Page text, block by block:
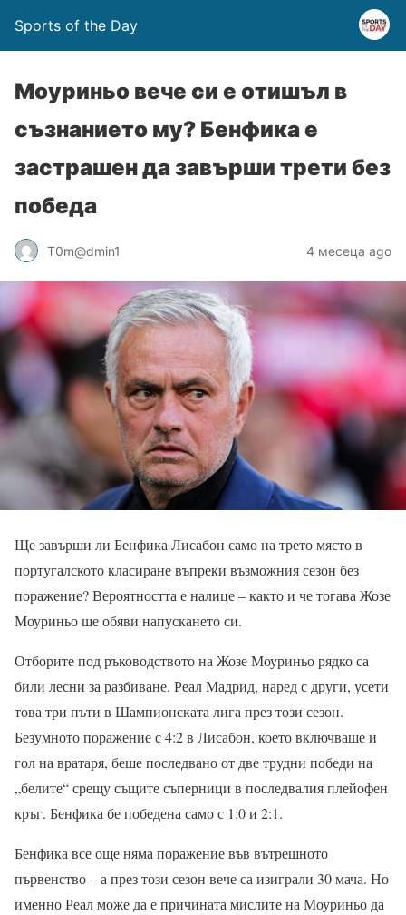
Sports of the Day
Моуриньо вече си е отишъл в
съзнанието му? Бенфика е
застрашен да завърши трети без
победа
T0m@dmin1 4 месеца ago
Ще завърши ли Бенфика Лисабон само на трето място в
португалското класиране въпреки възможния сезон без
поражение? Вероятността е налице – както и че тогава Жозе
Моуриньо ще обяви напускането си.
Отборите под ръководството на Жозе Моуриньо рядко са
били лесни за разбиване. Реал Мадрид, наред с други, усети
това три пъти в Шампионската лига през този сезон.
Безумното поражение с 4:2 в Лисабон, което включваше и
гол на вратаря, беше последвано от две трудни победи на
„белите“ срещу същите съперници в последвалия плейофен
кръг. Бенфика бе победена само с 1:0 и 2:1.
Бенфика все още няма поражение във вътрешното
първенство – а през този сезон вече са изиграли 30 мача. Но
именно Реал може да е причината мислите на Моуриньо да